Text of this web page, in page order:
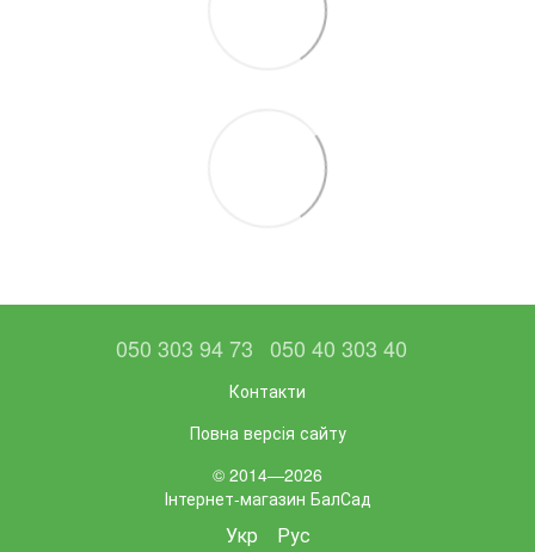
050 303 94 73 050 40 303 40
Контакти
Повна версія сайту
© 2014—2026
Інтернет-магазин БалСад
Укр Рус